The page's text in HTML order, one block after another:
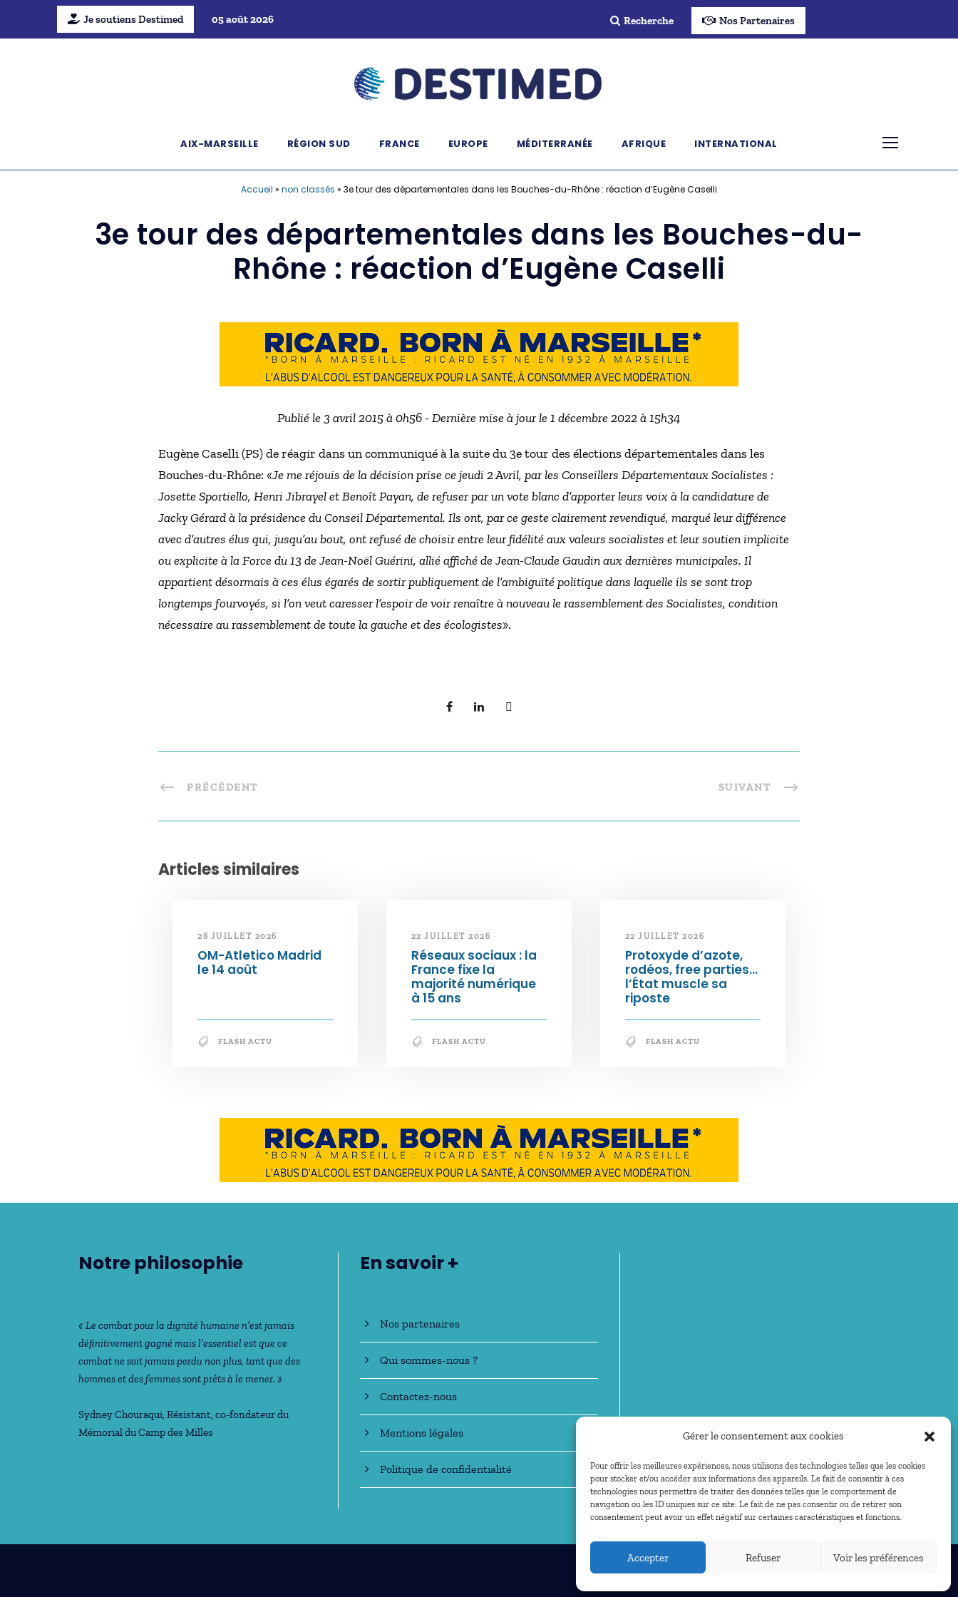
Gérer le consentement aux cookies
Pour offrir les meilleures expériences, nous utilisons des technologies telles que les cookies
pour stocker et/ou accéder aux informations des appareils. Le fait de consentir à ces
technologies nous permettra de traiter des données telles que le comportement de
navigation ou les ID uniques sur ce site. Le fait de ne pas consentir ou de retirer son
consentement peut avoir un effet négatif sur certaines caractéristiques et fonctions.
Accepter Refuser Voir les préférences
Je soutiens Destimed 05 août 2026 Recherche Nos Partenaires
AIX-MARSEILLE RÉGION SUD FRANCE EUROPE MÉDITERRANÉE AFRIQUE INTERNATIONAL
Accueil » non classés » 3e tour des départementales dans les Bouches-du-Rhône : réaction d’Eugène Caselli
3e tour des départementales dans les Bouches-du-
Rhône : réaction d’Eugène Caselli
Publié le 3 avril 2015 à 0h56 - Dernière mise à jour le 1 décembre 2022 à 15h34
Eugène Caselli (PS) de réagir dans un communiqué à la suite du 3e tour des élections départementales dans les
Bouches-du-Rhône: «Je me réjouis de la décision prise ce jeudi 2 Avril, par les Conseillers Départementaux Socialistes :
Josette Sportiello, Henri Jibrayel et Benoît Payan, de refuser par un vote blanc d’apporter leurs voix à la candidature de
Jacky Gérard à la présidence du Conseil Départemental. Ils ont, par ce geste clairement revendiqué, marqué leur différence
avec d’autres élus qui, jusqu’au bout, ont refusé de choisir entre leur fidélité aux valeurs socialistes et leur soutien implicite
ou explicite à la Force du 13 de Jean-Noël Guérini, allié affiché de Jean-Claude Gaudin aux dernières municipales. Il
appartient désormais à ces élus égarés de sortir publiquement de l’ambiguïté politique dans laquelle ils se sont trop
longtemps fourvoyés, si l’on veut caresser l’espoir de voir renaître à nouveau le rassemblement des Socialistes, condition
nécessaire au rassemblement de toute la gauche et des écologistes».
PRÉCÉDENT SUIVANT
Articles similaires
28 JUILLET 2026
OM-Atletico Madrid
le 14 août
FLASH ACTU
22 JUILLET 2026
Réseaux sociaux : la
France fixe la
majorité numérique
à 15 ans
FLASH ACTU
22 JUILLET 2026
Protoxyde d’azote,
rodéos, free parties…
l’État muscle sa
riposte
FLASH ACTU
Notre philosophie
« Le combat pour la dignité humaine n’est jamais
déﬁnitivement gagné mais l’essentiel est que ce
combat ne soit jamais perdu non plus, tant que des
hommes et des femmes sont prêts à le mener. »
Sydney Chouraqui, Résistant, co-fondateur du
Mémorial du Camp des Milles
En savoir +
Nos partenaires
Qui sommes-nous ?
Contactez-nous
Mentions légales
Politique de confidentialité